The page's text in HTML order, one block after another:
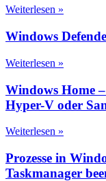
Weiterlesen »
Windows
Weiterlesen »
Windows Home
Hyper-V oder
Weiterlesen »
Prozesse in
Taskmanager